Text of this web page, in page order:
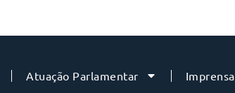
Atuação Parlamentar Imprensa